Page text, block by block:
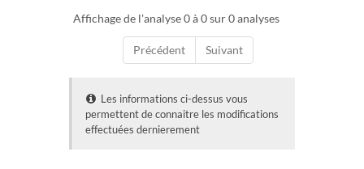
Affichage de l'analyse 0 à 0 sur 0 analyses
Précédent Suivant
Les informations ci-dessus vous
permettent de connaitre les modifications
effectuées dernierement